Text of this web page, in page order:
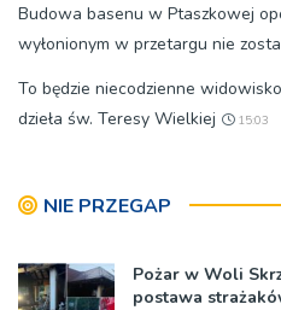
Budowa basenu w Ptaszkowej
wyłonionym w przetargu nie
To będzie niecodzienne
dzieła św. Teresy Wielkiej
15:03
NIE PRZEGAP
Pożar w Woli
postawa